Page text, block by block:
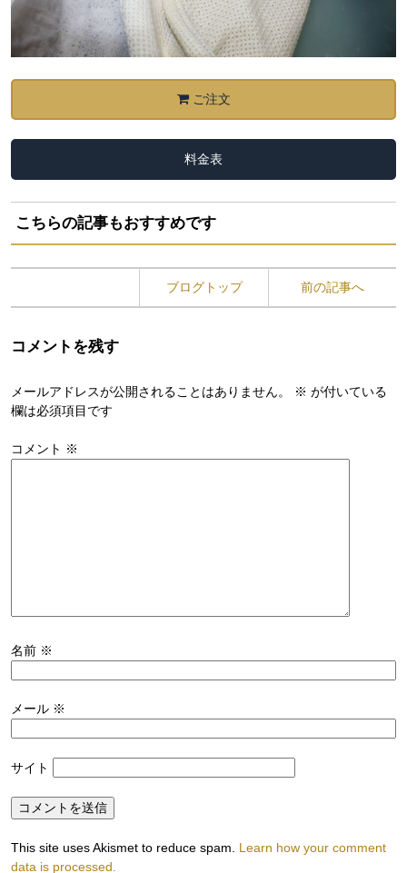
ご注文
料金表
こちらの記事もおすすめです
ブログトップ 前の記事へ
コメントを残す
メールアドレスが公開されることはありません。 ※ が付いている
欄は必須項目です
コメント ※
名前 ※
メール ※
サイト
This site uses Akismet to reduce spam. Learn how your comment
data is processed.